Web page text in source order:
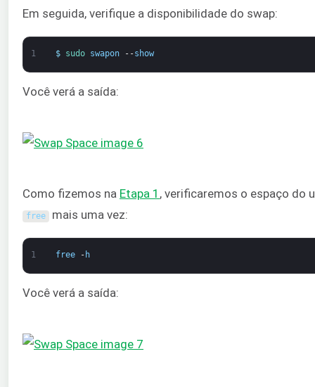
Em seguida, verifique a disponibilidade do swap:
1 $ sudo swapon --show
Você verá a saída:
Como fizemos na Etapa 1 , verificaremos o espaço do
free mais uma vez:
1 free - h
Você verá a saída: